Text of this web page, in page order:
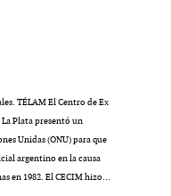
TÉLAM El Centro de Ex
Plata presentó un
Unidas (ONU) para que
argentino en la causa
en 1982. El CECIM hizo…